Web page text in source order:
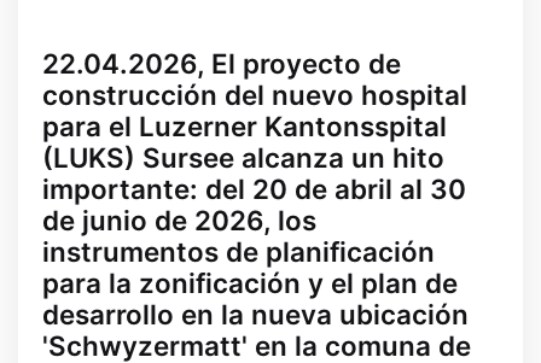
22.04.2026, El proyecto de
construcción del nuevo hospital
para el Luzerner Kantonsspital
(LUKS) Sursee alcanza un hito
importante: del 20 de abril al 30
de junio de 2026, los
instrumentos de planificación
para la zonificación y el plan de
desarrollo en la nueva ubicación
'Schwyzermatt' en la comuna de